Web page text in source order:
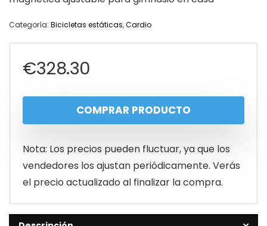
Categoría: Bicicletas estáticas,Cardio
€328.30
COMPRAR PRODUCTO
Nota: Los precios pueden fluctuar, ya que los
vendedores los ajustan periódicamente. Verás
el precio actualizado al finalizar la compra.